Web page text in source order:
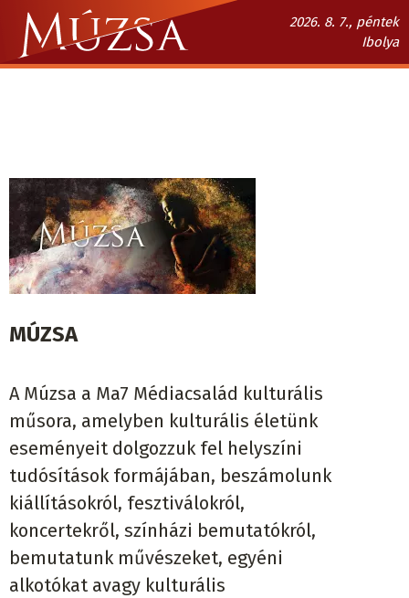
Ugrás
tartalomra
2026. 8. 7., péntek
Ibolya
Múzsa.sk
MÚZSA
A Múzsa a Ma7 Médiacsalád kulturális
műsora, amelyben kulturális életünk
eseményeit dolgozzuk fel helyszíni
tudósítások formájában, beszámolunk
kiállításokról, fesztiválokról,
koncertekről, színházi bemutatókról,
bemutatunk művészeket, egyéni
alkotókat avagy kulturális